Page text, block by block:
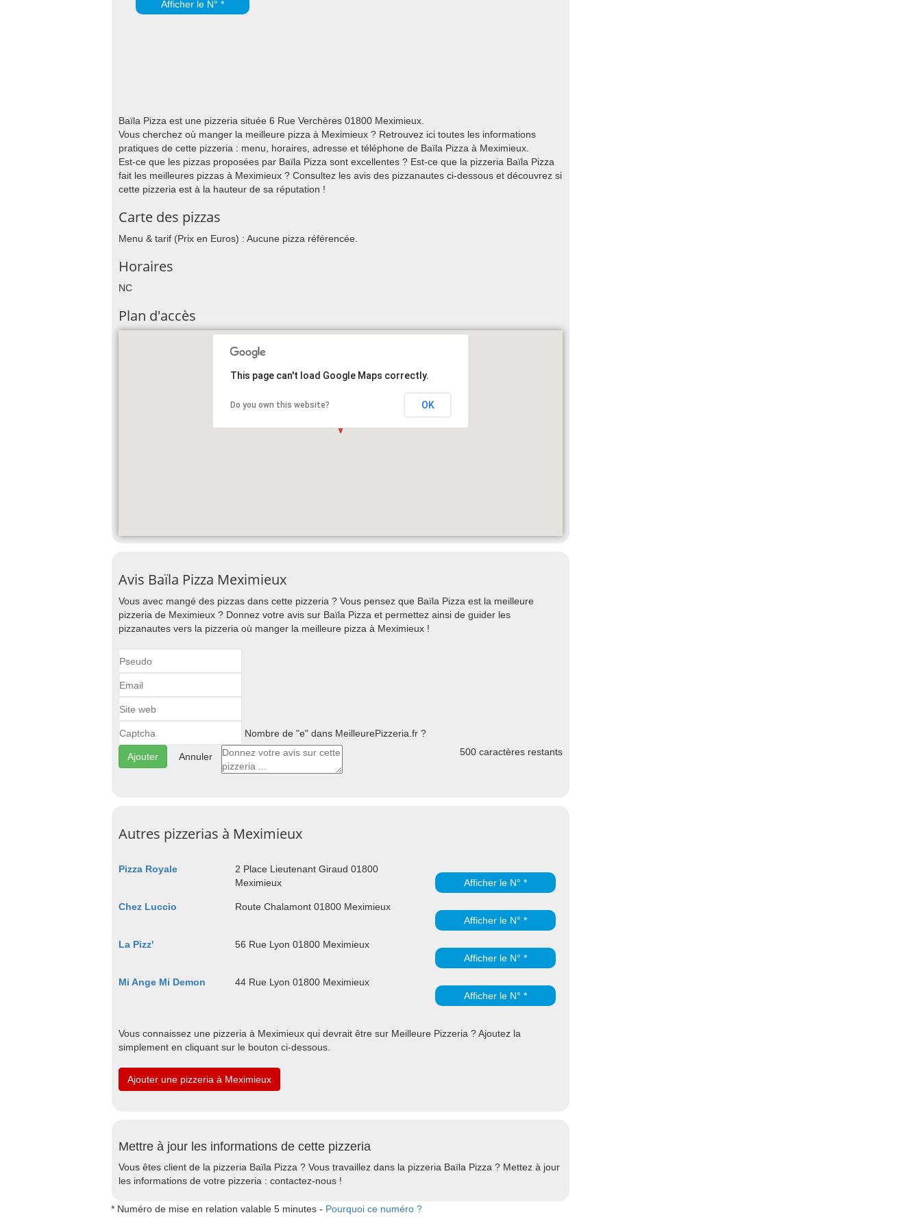
Afficher le N° *
Baïla Pizza est une pizzeria située 6 Rue Verchères 01800 Meximieux.
Vous cherchez où manger la meilleure pizza à Meximieux ? Retrouvez ici toutes les informations
pratiques de cette pizzeria : menu, horaires, adresse et téléphone de Baïla Pizza à Meximieux.
Est-ce que les pizzas proposées par Baïla Pizza sont excellentes ? Est-ce que la pizzeria Baïla Pizza
fait les meilleures pizzas à Meximieux ? Consultez les avis des pizzanautes ci-dessous et découvrez si
cette pizzeria est à la hauteur de sa réputation !
Carte des pizzas
Menu & tarif (Prix en Euros) : Aucune pizza référencée.
Horaires
NC
Plan d'accès
This page can't load Google Maps correctly.
Do you own this website? OK
Avis Baïla Pizza Meximieux
Vous avec mangé des pizzas dans cette pizzeria ? Vous pensez que Baïla Pizza est la meilleure
pizzeria de Meximieux ? Donnez votre avis sur Baïla Pizza et permettez ainsi de guider les
pizzanautes vers la pizzeria où manger la meilleure pizza à Meximieux !
Nombre de "e" dans MeilleurePizzeria.fr ?
Annuler 500 caractères restants
Autres pizzerias à Meximieux
Pizza Royale
2 Place Lieutenant Giraud 01800
Meximieux
Afficher le N° *
Chez Luccio
Route Chalamont 01800 Meximieux
Afficher le N° *
La Pizz'
56 Rue Lyon 01800 Meximieux
Afficher le N° *
Mi Ange Mi Demon
44 Rue Lyon 01800 Meximieux
Afficher le N° *
Vous connaissez une pizzeria à Meximieux qui devrait être sur Meilleure Pizzeria ? Ajoutez la
simplement en cliquant sur le bouton ci-dessous.
Ajouter une pizzeria à Meximieux
Mettre à jour les informations de cette pizzeria
Vous êtes client de la pizzeria Baïla Pizza ? Vous travaillez dans la pizzeria Baïla Pizza ? Mettez à jour
les informations de votre pizzeria : contactez-nous !
* Numéro de mise en relation valable 5 minutes - Pourquoi ce numéro ?